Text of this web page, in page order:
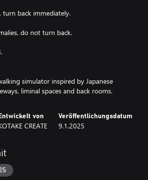
turn back immediately.
do not turn back.
simulator inspired by Japanese
liminal spaces and back rooms.
Entwickelt von
CREATE
Veröffentlichungsdatum
9.1.2025